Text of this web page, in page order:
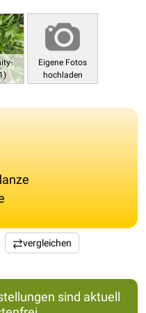
Eigene Fotos
hochladen
vergleichen
sind aktuell